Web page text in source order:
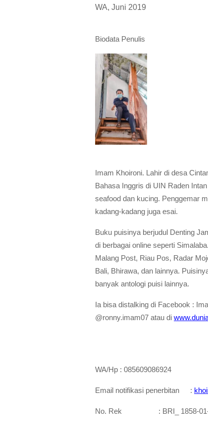
WA, Juni 2019
Biodata Penulis
Imam Khoironi. Lahir di desa
Bahasa Inggris di UIN Raden
seafood dan kucing. Penggemar
kadang-kadang juga esai.
Buku puisinya berjudul Denting
di berbagai online seperti
Malang Post, Riau Pos, Radar
Bali, Bhirawa, dan lainnya.
banyak antologi puisi lainnya.
Ia bisa distalking di Facebook :
@ronny.imam07 atau di
WA/Hp : 085609086924
Email notifikasi penerbitan :
No. Rek : BRI_ 1858-